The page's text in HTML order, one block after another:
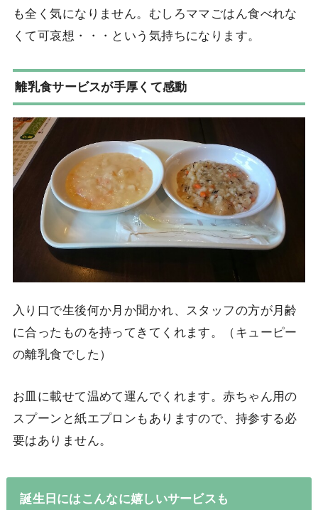
も全く気になりません。むしろママごはん食べれな
くて可哀想・・・という気持ちになります。
離乳食サービスが手厚くて感動
入り口で生後何か月か聞かれ、スタッフの方が月齢
に合ったものを持ってきてくれます。（キューピー
の離乳食でした）
お皿に載せて温めて運んでくれます。赤ちゃん用の
スプーンと紙エプロンもありますので、持参する必
要はありません。
誕生日にはこんなに嬉しいサービスも